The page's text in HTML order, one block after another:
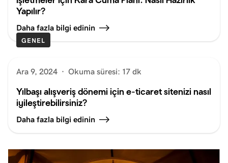
Yapılır?
Daha fazla bilgi edinin
GENEL
Ara 9, 2024 · Okuma süresi: 17 dk
Yılbaşı alışveriş dönemi için e-ticaret sitenizi nasıl
iyileştirebilirsiniz?
Daha fazla bilgi edinin